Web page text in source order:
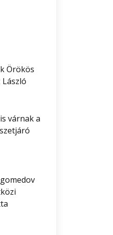
Örökös
László
várnak a